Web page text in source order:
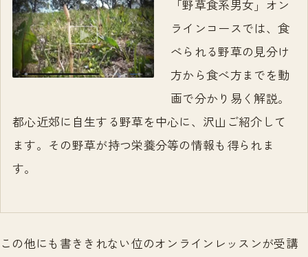
「野草食系男女」オン
ラインコースでは、食
べられる野草の見分け
方から食べ方までを動
画で分かり易く解説。
都心近郊に自生する野草を中心に、沢山ご紹介して
ます。その野草が持つ栄養分等の情報も得られま
す。
この他にも書ききれない位のオンラインレッスンが受講